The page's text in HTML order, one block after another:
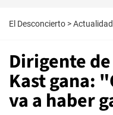
El Desconcierto >Actualidad
Dirigente
Kast gana:
va a haber